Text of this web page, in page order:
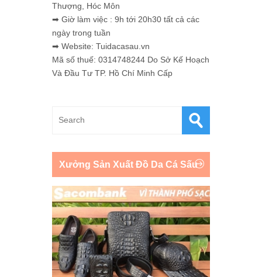
Thượng, Hóc Môn
➡ Giờ làm việc : 9h tới 20h30 tất cả các
ngày trong tuần
➡ Website: Tuidacasau.vn
Mã số thuế: 0314748244 Do Sở Kế Hoạch
Và Đầu Tư TP. Hồ Chí Minh Cấp
Xưởng Sản Xuất Đồ Da Cá Sấu